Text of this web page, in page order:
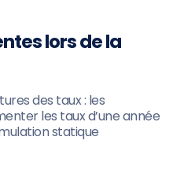
lors de la
des taux : les
les taux d’une année
statique